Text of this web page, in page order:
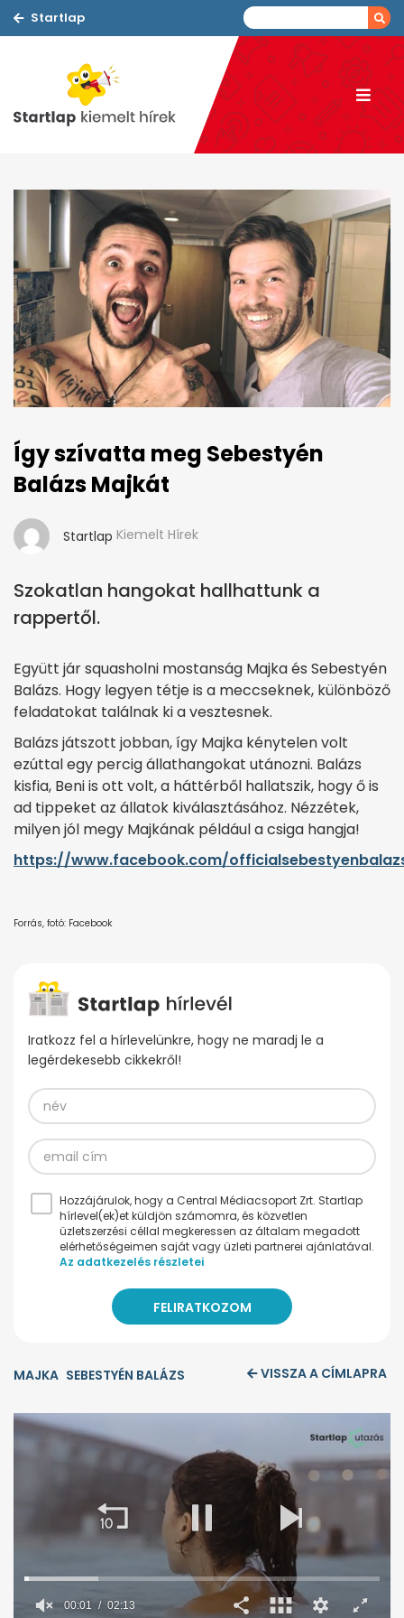
Startlap
Így szívatta meg Sebestyén
Balázs Majkát
Startlap Kiemelt Hírek
Szokatlan hangokat hallhattunk a
rappertől.
Együtt jár squasholni mostanság Majka és Sebestyén
Balázs. Hogy legyen tétje is a meccseknek, különböző
feladatokat találnak ki a vesztesnek.
Balázs játszott jobban, így Majka kénytelen volt
ezúttal egy percig állathangokat utánozni. Balázs
kisfia, Beni is ott volt, a háttérből hallatszik, hogy ő is
ad tippeket az állatok kiválasztásához. Nézzétek,
milyen jól megy Majkának például a csiga hangja!
https://www.facebook.com/
Forrás, fotó: Facebook
Iratkozz fel a hírlevelünkre, hogy ne maradj le a
legérdekesebb cikkekről!
Hozzájárulok, hogy a Central Médiacsoport Zrt. Startlap
hírlevel(ek)et küldjön számomra, és közvetlen
üzletszerzési céllal megkeressen az általam megadott
elérhetőségeimen saját vagy üzleti partnerei ajánlatával.
Az adatkezelés részletei
MAJKA SEBESTYÉN BALÁZS VISSZA A CÍMLAPRA
00:02 02:13